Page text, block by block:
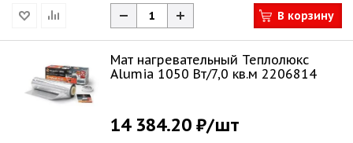
В корзину
Мат нагревательный Теплолюкс
Alumia 1050 Вт/7,0 кв.м 2206814
14 384.20 ₽/шт